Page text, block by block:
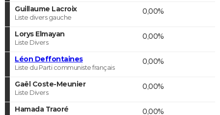
Guillaume Lacroix
Liste divers gauche
0,00%
Lorys Elmayan
Liste Divers
0,00%
Léon Deffontaines
Liste du Parti communiste français
0,00%
Gaël Coste-Meunier
Liste Divers
0,00%
Hamada Traoré 0,00%